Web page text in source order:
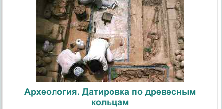
Археология. Датировка по древесным
кольцам